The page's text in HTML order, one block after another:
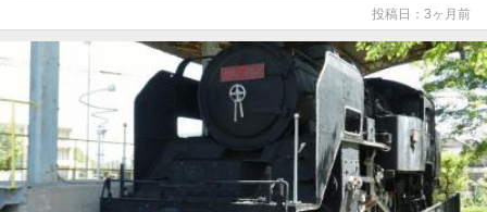
投稿日：3ヶ月前